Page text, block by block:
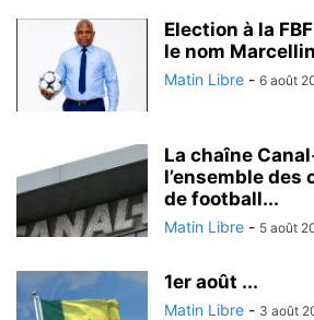
Election à la
le nom
Matin Libre - 6 août
La chaîne
l’ensemble des
de football...
Matin Libre - 5 août
1er août ...
Matin Libre - 3 août